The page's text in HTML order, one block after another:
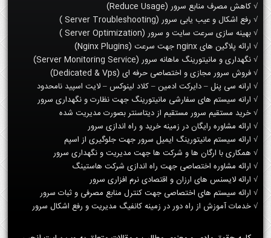
√ کاهش مصرف منابع سرور (Reduce Usage)
√ رفع اشکال و عیب یابی سرور (Server Troubleshooting )
√ بهینه سازی سرعت سایت و سرور (Server Optimization )
√ ارائه پلاگین های nginx جهت سرعت (Nginx Plugins)
√ نگهداری و مانیتورینگ ماهانه سرور (Server Monitoring Service)
√ فروش سرور مجازی و اختصاصی حرفه ای (Dedicated & Vps)
√ ارانه سی پنل – دایرکت ادمین – کلاد لینوکس – لایت اسپید نامحدود
√ ارانه سیستم های سفارشی مانیتورینگ جهت نظارت و نگهداری سرور
√ خرید مستقیم سرور مستقیم از دیتاسنتر بصورت مدیریت شده
√ ارائه مشاوره رایگان در زمینه خرید و راه اندازی سرور
√ ارائه سیستم مانیتورینگ ایمیل سرور جهت جلوگیری از اسپم
√ همکاری با ارگان ها و شرکت ها جهت مدیریت و نگهداری سرور
√ ارائه مشاوره اختصاصی جهت راه اندازی شرکت هاستینگ
√ ارائه لایسنس های ارزان و اقتصادی نرم افزاری سرور
√ ارائه سیستم های اختصاصی جهت کنترل منابع مصرفی و ثبات سرور
√ خدمات آموزش از راه دور در زمینه کانفیگ مدیریت و رفع اشکال سرور